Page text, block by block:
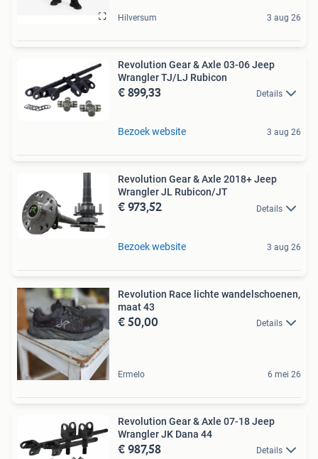
Hilversum 3 aug 26
Revolution Gear & Axle 03-06 Jeep
Wrangler TJ/LJ Rubicon
€ 899,33 Details
Bezoek website 3 aug 26
Revolution Gear & Axle 2018+ Jeep
Wrangler JL Rubicon/JT
€ 973,52 Details
Bezoek website 3 aug 26
Revolution Race lichte wandelschoenen,
maat 43
€ 50,00 Details
Ermelo 6 mei 26
Revolution Gear & Axle 07-18 Jeep
Wrangler JK Dana 44
€ 987,58 Details